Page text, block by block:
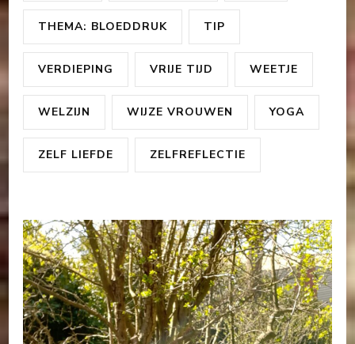
THEMA: BLOEDDRUK TIP
VERDIEPING VRIJE TIJD WEETJE
WELZIJN WIJZE VROUWEN YOGA
ZELF LIEFDE ZELFREFLECTIE